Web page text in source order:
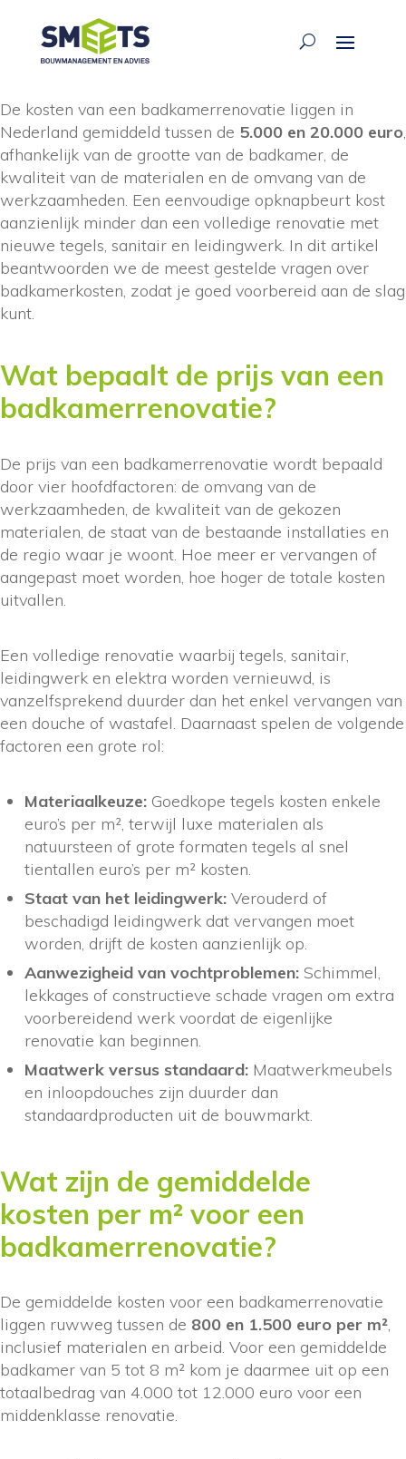
ariane waarsing
De kosten van een badkamerrenovatie liggen in
Nederland gemiddeld tussen de 5.000 en 20.000 euro,
afhankelijk van de grootte van de badkamer, de
kwaliteit van de materialen en de omvang van de
werkzaamheden. Een eenvoudige opknapbeurt kost
aanzienlijk minder dan een volledige renovatie met
nieuwe tegels, sanitair en leidingwerk. In dit artikel
beantwoorden we de meest gestelde vragen over
badkamerkosten, zodat je goed voorbereid aan de slag
kunt.
Wat bepaalt de prijs van een
badkamerrenovatie?
De prijs van een badkamerrenovatie wordt bepaald
door vier hoofdfactoren: de omvang van de
werkzaamheden, de kwaliteit van de gekozen
materialen, de staat van de bestaande installaties en
de regio waar je woont. Hoe meer er vervangen of
aangepast moet worden, hoe hoger de totale kosten
uitvallen.
Een volledige renovatie waarbij tegels, sanitair,
leidingwerk en elektra worden vernieuwd, is
vanzelfsprekend duurder dan het enkel vervangen van
een douche of wastafel. Daarnaast spelen de volgende
factoren een grote rol:
Materiaalkeuze: Goedkope tegels kosten enkele
euro’s per m², terwijl luxe materialen als
natuursteen of grote formaten tegels al snel
tientallen euro’s per m² kosten.
Staat van het leidingwerk: Verouderd of
beschadigd leidingwerk dat vervangen moet
worden, drijft de kosten aanzienlijk op.
Aanwezigheid van vochtproblemen: Schimmel,
lekkages of constructieve schade vragen om extra
voorbereidend werk voordat de eigenlijke
renovatie kan beginnen.
Maatwerk versus standaard: Maatwerkmeubels
en inloopdouches zijn duurder dan
standaardproducten uit de bouwmarkt.
Wat zijn de gemiddelde
kosten per m² voor een
badkamerrenovatie?
De gemiddelde kosten voor een badkamerrenovatie
liggen ruwweg tussen de 800 en 1.500 euro per m²,
inclusief materialen en arbeid. Voor een gemiddelde
badkamer van 5 tot 8 m² kom je daarmee uit op een
totaalbedrag van 4.000 tot 12.000 euro voor een
middenklasse renovatie.